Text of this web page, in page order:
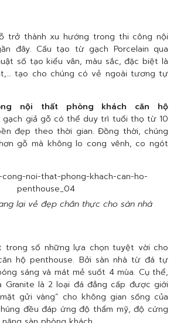
trở thành xu hướng trong thi công nội
đây. Cấu tạo từ gạch Porcelain qua
số tạo kiểu vân, màu sắc, đặc biệt là
tạo cho chúng có vẻ ngoài tương tự
nội thất phòng khách căn hộ
gạch giả gỗ có thể duy trì tuổi thọ từ 10
đẹp theo thời gian. Đồng thời, chúng
gỗ mà không lo cong vênh, co ngót
lại vẻ đẹp chân thực cho sàn nhà
trong số những lựa chọn tuyệt vời cho
hộ penthouse. Bởi sàn nhà từ đá tự
sáng và mát mẻ suốt 4 mùa. Cụ thể,
Granite là 2 loại đá đẳng cấp được giới
gửi vàng” cho không gian sống của
đều đáp ứng độ thẩm mỹ, độ cứng